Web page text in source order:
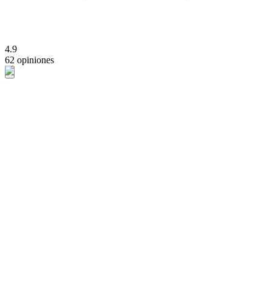
4.9
62 opiniones